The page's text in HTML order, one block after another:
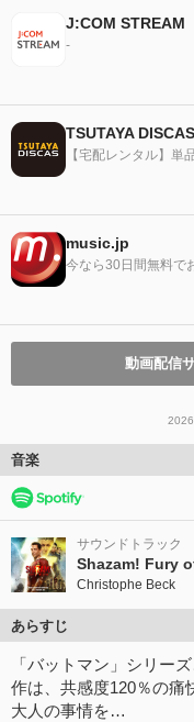
J:COM STREAM
-
TSUTAYA DISCAS
【宅配レンタル】単
music.jp
今なら30日間無料で
動画配信
音楽
サウンドトラック
Christophe Beck
あらすじ
「バットマン」シリー
作は、共感度120％の痛
大人の事情を…